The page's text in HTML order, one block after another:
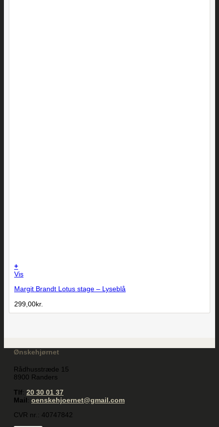
+
Vis
Margit Brandt Lotus stage – Lyseblå
299,00kr.
Ønskehjørnet
Rådhusstræde 15
8900 Randers
Tlf: 20 30 01 37
Mail: oenskehjoernet@gmail.com
CVR nr.: 40747842